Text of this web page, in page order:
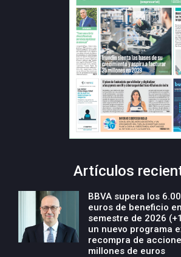
Artículos
BBVA supera los
euros de beneficio
semestre de 2026
un nuevo programa
recompra de
millones de euros